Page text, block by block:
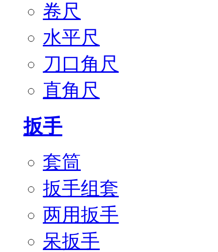
卷尺
水平尺
刀口角尺
直角尺
扳手
套筒
扳手组套
两用扳手
呆扳手